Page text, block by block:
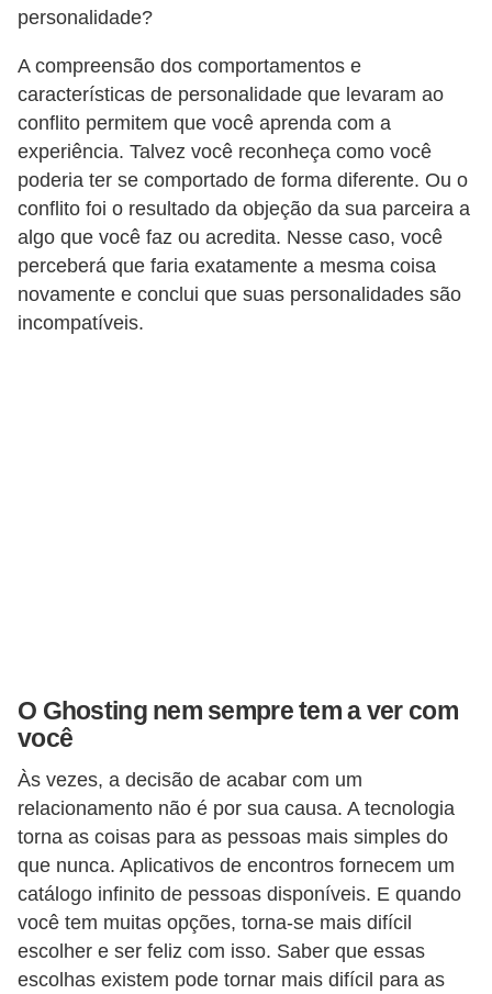
personalidade?
A compreensão dos comportamentos e
características de personalidade que levaram ao
conflito permitem que você aprenda com a
experiência. Talvez você reconheça como você
poderia ter se comportado de forma diferente. Ou o
conflito foi o resultado da objeção da sua parceira a
algo que você faz ou acredita. Nesse caso, você
perceberá que faria exatamente a mesma coisa
novamente e conclui que suas personalidades são
incompatíveis.
O Ghosting nem sempre tem a ver com
você
Às vezes, a decisão de acabar com um
relacionamento não é por sua causa. A tecnologia
torna as coisas para as pessoas mais simples do
que nunca. Aplicativos de encontros fornecem um
catálogo infinito de pessoas disponíveis. E quando
você tem muitas opções, torna-se mais difícil
escolher e ser feliz com isso. Saber que essas
escolhas existem pode tornar mais difícil para as